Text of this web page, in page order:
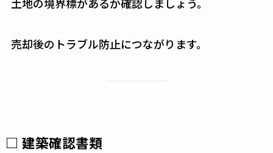
売却後のトラブル防止につながります。
□ 建築確認書類